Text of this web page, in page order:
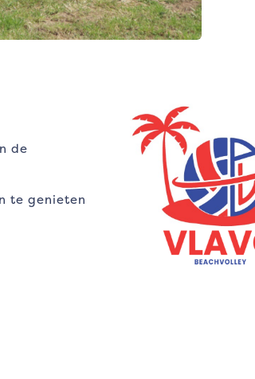
de
te genieten